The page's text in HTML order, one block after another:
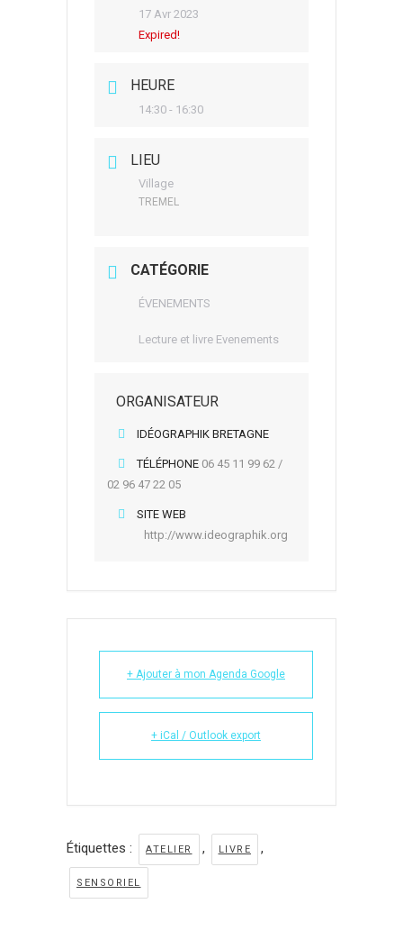
17 Avr 2023
Expired!
HEURE
14:30 - 16:30
LIEU
Village
TREMEL
CATÉGORIE
ÉVENEMENTS
Lecture et livre Evenements
ORGANISATEUR
IDÉOGRAPHIK BRETAGNE
TÉLÉPHONE 06 45 11 99 62 /
02 96 47 22 05
SITE WEB
http://www.ideographik.org
+ Ajouter à mon Agenda Google
+ iCal / Outlook export
Étiquettes : ATELIER , LIVRE ,
SENSORIEL